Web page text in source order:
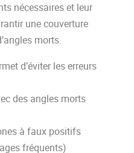
nécessaires et leur
une couverture
morts.
d’éviter les erreurs
des angles morts
à faux positifs
fréquents)